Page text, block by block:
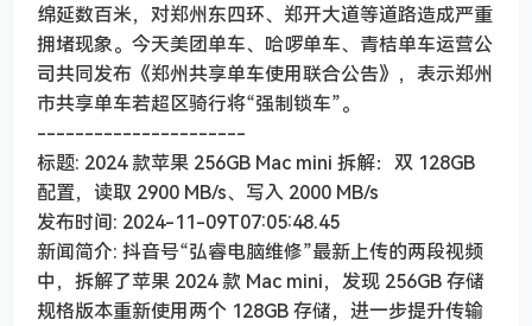
绵延数百米，对郑州东四环、郑开大道等道路造成严重
拥堵现象。今天美团单车、哈啰单车、青桔单车运营公
司共同发布《郑州共享单车使用联合公告》，表示郑州
市共享单车若超区骑行将“强制锁车”。
----------------------
标题: 2024 款苹果 256GB Mac mini 拆解：双 128GB
配置，读取 2900 MB/s、写入 2000 MB/s
发布时间: 2024-11-09T07:05:48.45
新闻简介: 抖音号“弘睿电脑维修”最新上传的两段视频
中，拆解了苹果 2024 款 Mac mini，发现 256GB 存储
规格版本重新使用两个 128GB 存储，进一步提升传输